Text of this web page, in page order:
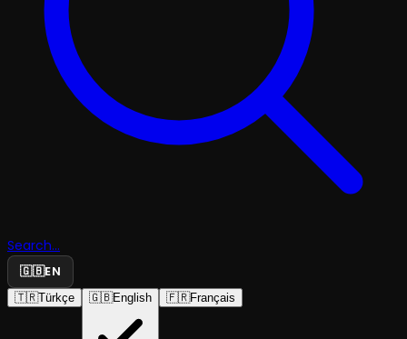
Search...
🇬🇧EN
🇹🇷Türkçe 🇬🇧English 🇫🇷Français